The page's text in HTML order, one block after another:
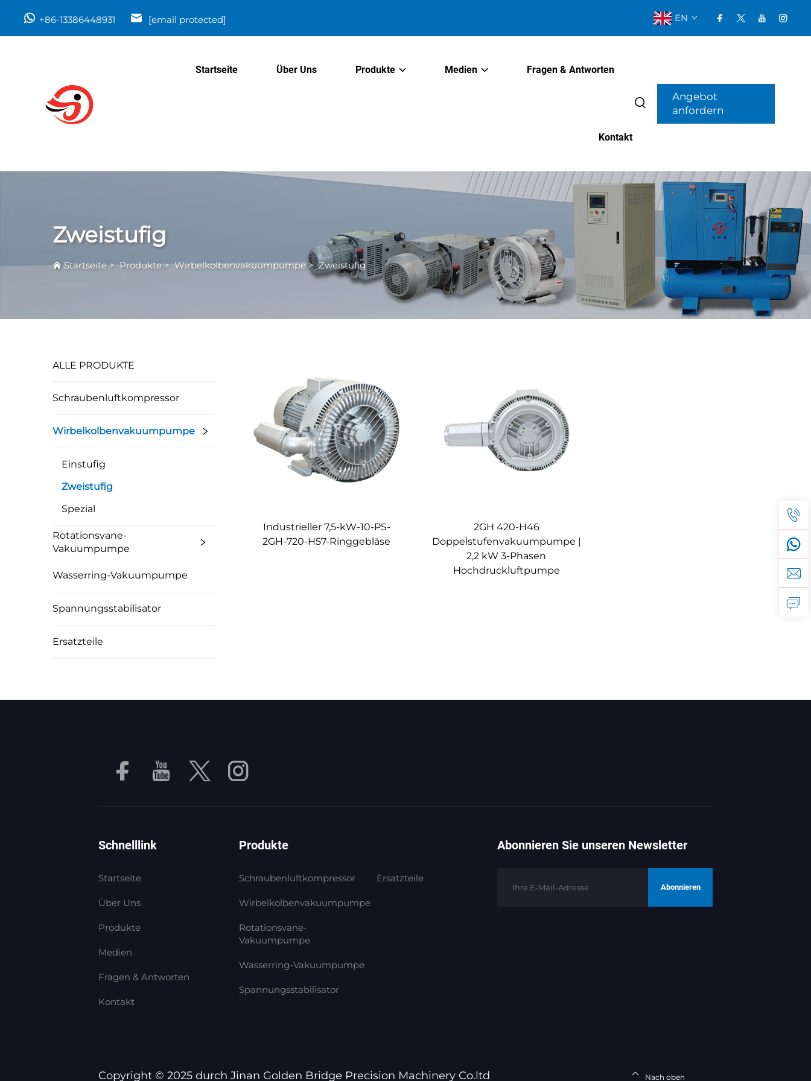
+86-13386448931 [email protected] EN
Startseite Über Uns Produkte Medien Fragen & Antworten
Kontakt
Angebot
anfordern
Zweistufig
Startseite>Produkte>Wirbelkolbenvakuumpumpe>Zweistufig
ALLE PRODUKTE
Schraubenluftkompressor
Wirbelkolbenvakuumpumpe
Einstufig
Zweistufig
Spezial
Rotationsvane-
Vakuumpumpe
Wasserring-Vakuumpumpe
Spannungsstabilisator
Ersatzteile
Industrieller 7,5-kW-10-PS-
2GH-720-H57-Ringgebläse
2GH 420-H46
Doppelstufenvakuumpumpe |
2,2 kW 3-Phasen
Hochdruckluftpumpe
Schnelllink
Startseite
Über Uns
Produkte
Medien
Fragen & Antworten
Kontakt
Produkte
Schraubenluftkompressor
Wirbelkolbenvakuumpumpe
Rotationsvane-
Vakuumpumpe
Wasserring-Vakuumpumpe
Spannungsstabilisator
Ersatzteile
Abonnieren Sie unseren Newsletter
Abonnieren
Copyright © 2025 durch Jinan Golden Bridge Precision Machinery Co.ltd Nach oben